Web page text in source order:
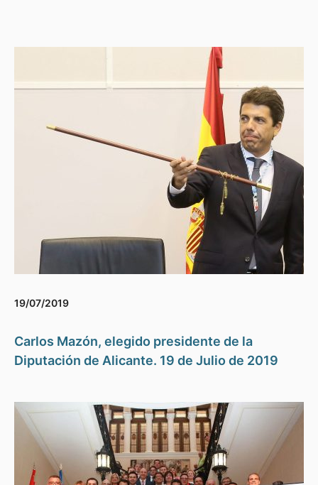
19/07/2019
Carlos Mazón, elegido presidente de la
Diputación de Alicante. 19 de Julio de 2019